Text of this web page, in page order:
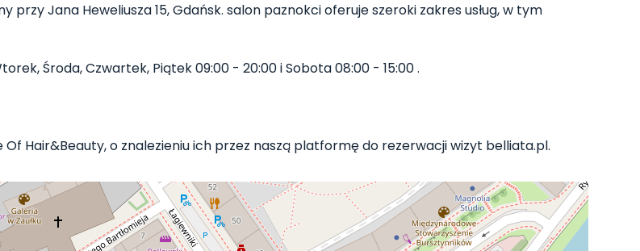
przy Jana Heweliusza 15, Gdańsk. salon paznokci oferuje szeroki zakres usług, w tym
Środa, Czwartek, Piątek 09:00 - 20:00 i Sobota 08:00 - 15:00 .
Of Hair&Beauty, o znalezieniu ich przez naszą platformę do rezerwacji wizyt belliata.pl.